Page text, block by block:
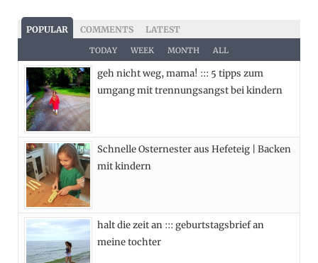
c
e
b
k
T
w
i
e
s
t
a
a
e
s
POPULAR COMMENTS LATEST
TODAY WEEK MONTH ALL
geh nicht weg, mama! ::: 5 tipps zum
umgang mit trennungsangst bei kindern
Schnelle Osternester aus Hefeteig | Backen
mit kindern
halt die zeit an ::: geburtstagsbrief an
meine tochter